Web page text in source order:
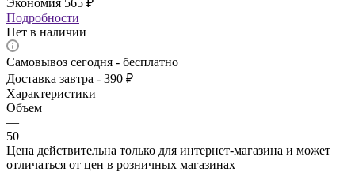
Подробности
Нет в наличии
Самовывоз сегодня - бесплатно
Доставка завтра - 390 ₽
Характеристики
Объем
—
50
Цена действительна только для интернет-магазина и может
отличаться от цен в розничных магазинах